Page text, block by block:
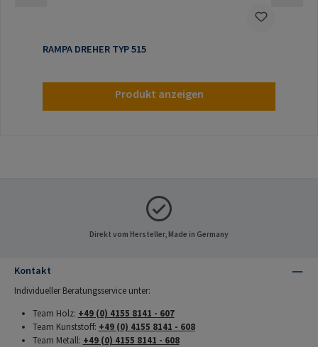
RAMPA DREHER TYP 515
Produkt anzeigen
Direkt vom Hersteller, Made in Germany
Kontakt
Individueller Beratungsservice unter:
Team Holz: +49 (0) 4155 8141 - 607
Team Kunststoff: +49 (0) 4155 8141 - 608
Team Metall: +49 (0) 4155 8141 - 608